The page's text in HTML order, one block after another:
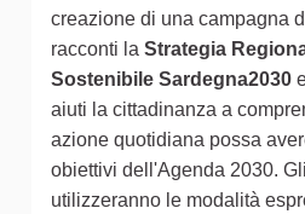
creazione di una campagna
racconti la Strategia
Sostenibile Sardegna2030
aiuti la cittadinanza a
azione quotidiana possa
obiettivi dell'Agenda 2030.
utilizzeranno le modalità